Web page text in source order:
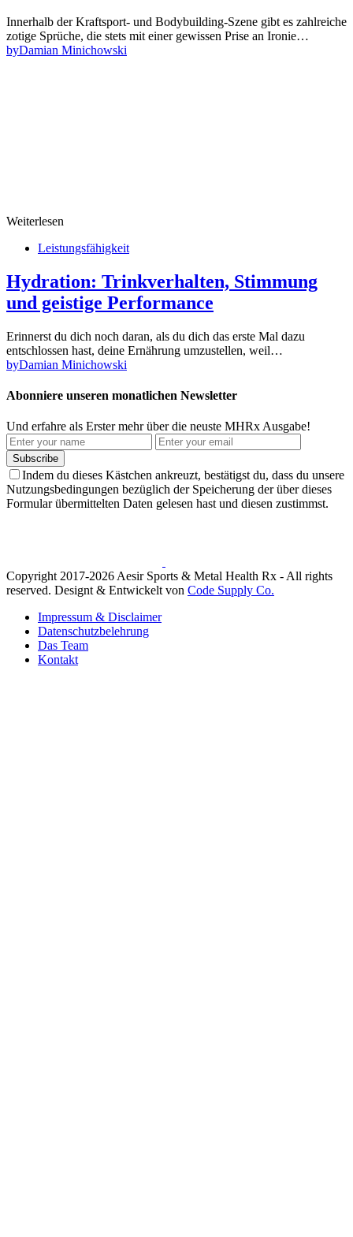
Innerhalb der Kraftsport- und Bodybuilding-Szene gibt es zahlreiche
zotige Sprüche, die stets mit einer gewissen Prise an Ironie…
byDamian Minichowski
Weiterlesen
Leistungsfähigkeit
Hydration: Trinkverhalten, Stimmung
und geistige Performance
Erinnerst du dich noch daran, als du dich das erste Mal dazu
entschlossen hast, deine Ernährung umzustellen, weil…
byDamian Minichowski
Abonniere unseren monatlichen Newsletter
Und erfahre als Erster mehr über die neuste MHRx Ausgabe!
Subscribe
Indem du dieses Kästchen ankreuzt, bestätigst du, dass du unsere
Nutzungsbedingungen bezüglich der Speicherung der über dieses
Formular übermittelten Daten gelesen hast und diesen zustimmst.
Copyright 2017-2026 Aesir Sports & Metal Health Rx - All rights
reserved. Designt & Entwickelt von Code Supply Co.
Impressum & Disclaimer
Datenschutzbelehrung
Das Team
Kontakt